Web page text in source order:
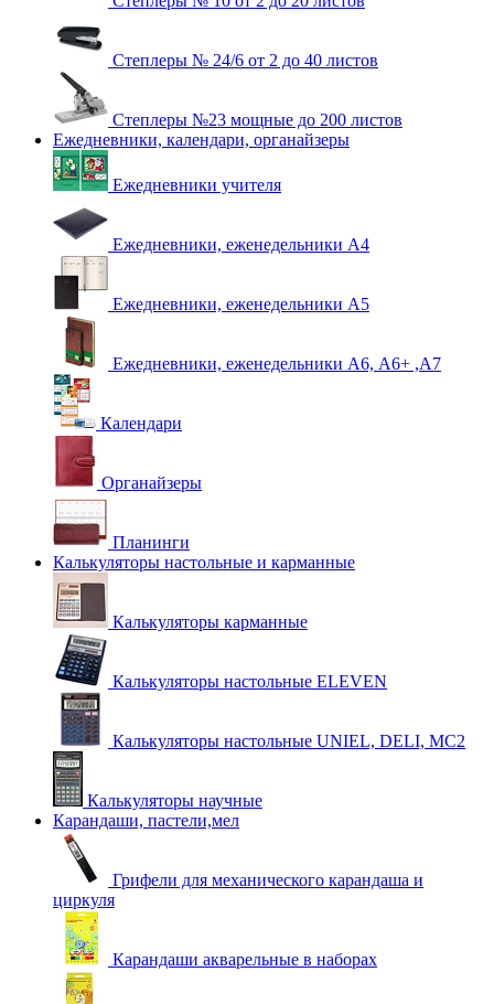
Степлеры № 24/6 от 2 до 40 листов
Степлеры №23 мощные до 200 листов
Ежедневники, календари, органайзеры
Ежедневники учителя
Ежедневники, еженедельники А4
Ежедневники, еженедельники А5
Ежедневники, еженедельники А6, А6+ ,А7
Календари
Органайзеры
Планинги
Калькуляторы настольные и карманные
Калькуляторы карманные
Калькуляторы настольные ELEVEN
Калькуляторы настольные UNIEL, DELI, MC2
Калькуляторы научные
Карандаши, пастели,мел
Грифели для механического карандаша и
циркуля
Карандаши акварельные в наборах